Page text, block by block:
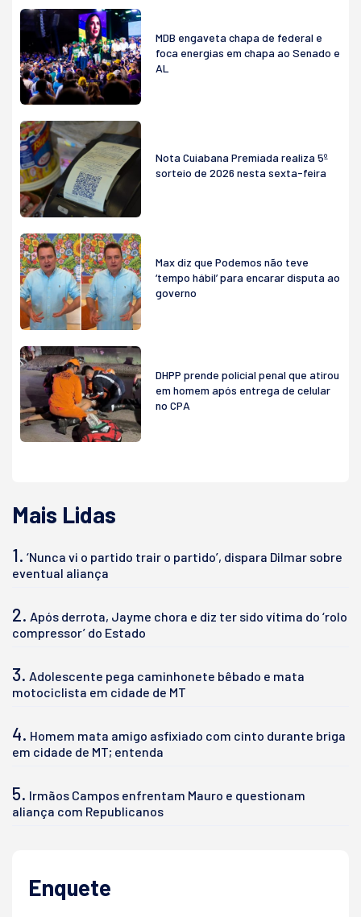
MDB engaveta chapa de federal e
foca energias em chapa ao Senado e
AL
Nota Cuiabana Premiada realiza 5º
sorteio de 2026 nesta sexta-feira
Max diz que Podemos não teve
‘tempo hábil’ para encarar disputa ao
governo
DHPP prende policial penal que atirou
em homem após entrega de celular
no CPA
Mais Lidas
1. ‘Nunca vi o partido trair o partido’, dispara Dilmar sobre
eventual aliança
2. Após derrota, Jayme chora e diz ter sido vítima do ‘rolo
compressor’ do Estado
3. Adolescente pega caminhonete bêbado e mata
motociclista em cidade de MT
4. Homem mata amigo asfixiado com cinto durante briga
em cidade de MT; entenda
5. Irmãos Campos enfrentam Mauro e questionam
aliança com Republicanos
Enquete